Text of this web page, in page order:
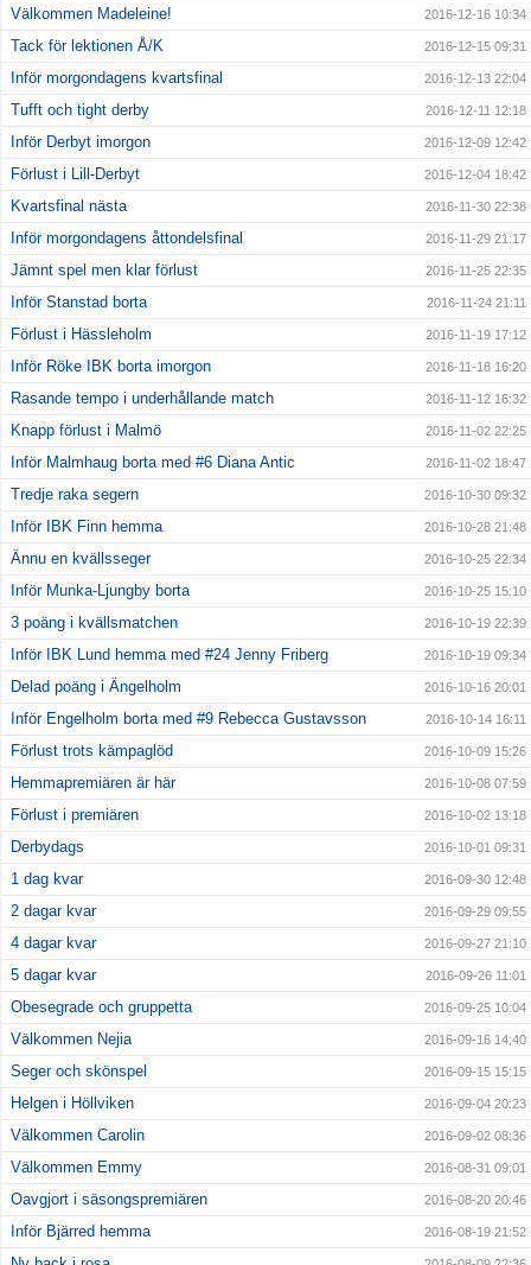
Välkommen Madeleine! 2016-12-16 10:34
Tack för lektionen Å/K 2016-12-15 09:31
Inför morgondagens kvartsfinal 2016-12-13 22:04
Tufft och tight derby 2016-12-11 12:18
Inför Derbyt imorgon 2016-12-09 12:42
Förlust i Lill-Derbyt 2016-12-04 18:42
Kvartsfinal nästa 2016-11-30 22:38
Inför morgondagens åttondelsfinal 2016-11-29 21:17
Jämnt spel men klar förlust 2016-11-25 22:35
Inför Stanstad borta 2016-11-24 21:11
Förlust i Hässleholm 2016-11-19 17:12
Inför Röke IBK borta imorgon 2016-11-18 16:20
Rasande tempo i underhållande match 2016-11-12 16:32
Knapp förlust i Malmö 2016-11-02 22:25
Inför Malmhaug borta med #6 Diana Antic 2016-11-02 18:47
Tredje raka segern 2016-10-30 09:32
Inför IBK Finn hemma 2016-10-28 21:48
Ännu en kvällsseger 2016-10-25 22:34
Inför Munka-Ljungby borta 2016-10-25 15:10
3 poäng i kvällsmatchen 2016-10-19 22:39
Inför IBK Lund hemma med #24 Jenny Friberg 2016-10-19 09:34
Delad poäng i Ängelholm 2016-10-16 20:01
Inför Engelholm borta med #9 Rebecca Gustavsson 2016-10-14 16:11
Förlust trots kämpaglöd 2016-10-09 15:26
Hemmapremiären är här 2016-10-08 07:59
Förlust i premiären 2016-10-02 13:18
Derbydags 2016-10-01 09:31
1 dag kvar 2016-09-30 12:48
2 dagar kvar 2016-09-29 09:55
4 dagar kvar 2016-09-27 21:10
5 dagar kvar 2016-09-26 11:01
Obesegrade och gruppetta 2016-09-25 10:04
Välkommen Nejia 2016-09-16 14:40
Seger och skönspel 2016-09-15 15:15
Helgen i Höllviken 2016-09-04 20:23
Välkommen Carolin 2016-09-02 08:36
Välkommen Emmy 2016-08-31 09:01
Oavgjort i säsongspremiären 2016-08-20 20:46
Inför Bjärred hemma 2016-08-19 21:52